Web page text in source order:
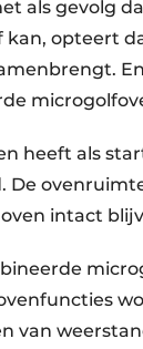
als gevolg
kan, opteert
heeft als
De
intact
van